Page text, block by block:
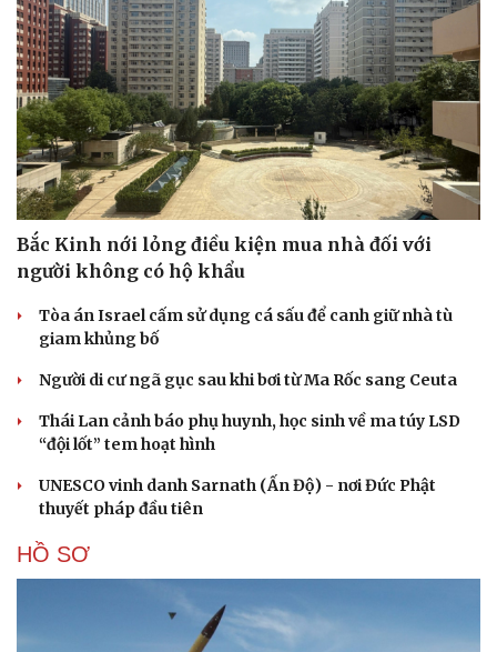
Bắc Kinh nới lỏng điều kiện mua nhà đối với
người không có hộ khẩu
Tòa án Israel cấm sử dụng cá sấu để canh giữ nhà tù
giam khủng bố
Người di cư ngã gục sau khi bơi từ Ma Rốc sang Ceuta
Thái Lan cảnh báo phụ huynh, học sinh về ma túy LSD
“đội lốt” tem hoạt hình
UNESCO vinh danh Sarnath (Ấn Độ) - nơi Đức Phật
thuyết pháp đầu tiên
HỒ SƠ